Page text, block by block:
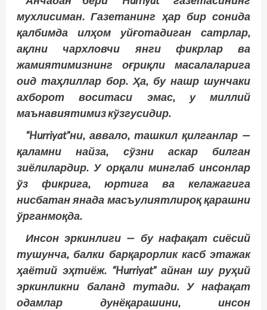
мухлисиман. Газетанинг ҳар бир сонида
қалбимда илҳом уйғотадиган сатрлар,
ақлни чархловчи янги фикрлар ва
жамиятимизнинг оғриқли масалаларига
оид таҳлиллар бор. Ҳа, бу нашр шунчаки
ахборот воситаси эмас, у миллий
маънавиятимиз кўзгусидир.
“Hurriyat”ни, аввало, ташкил қилганлар —
қаламни найза, сўзни аскар билган
зиёлилардир. У орқали минглаб инсонлар
ўз фикрига, юртига ва келажагига
нисбатан янада масъулиятлироқ қарашни
ўрганмоқда.
Инсон эркинлиги — бу нафақат сиёсий
тушунча, балки барқарорлик касб этажак
ҳаётий эҳтиёж. “Hurriyat” айнан шу руҳий
эркинликни баланд тутади. У нафақат
одамлар дунёқарашини, инсон